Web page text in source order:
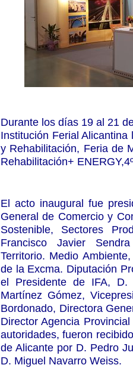
Durante los días 19 al 21
Institución Ferial
y Rehabilitación, Feria de
Rehabilitación+
El acto inaugural fue
General de Comercio y
Sostenible, Sectores
Francisco Javier
Territorio. Medio
de la Excma. Diputación
el Presidente de IFA, D.
Martínez Gómez,
Bordonado, Directora
Director Agencia
autoridades, fueron
de Alicante por D. Pedro
D. Miguel Navarro Weiss.